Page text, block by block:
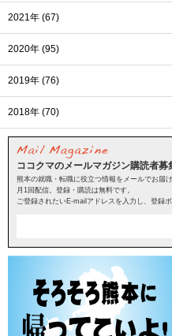
2021年 (67)
2020年 (95)
2019年 (76)
2018年 (70)
ココクマのメールマガジン購読者募
熊本の就職・転職に役立つ情報をメールでお届け
月1回配信。登録・購読は無料です。
ご登録されたいE-mailアドレスを入力し、登録